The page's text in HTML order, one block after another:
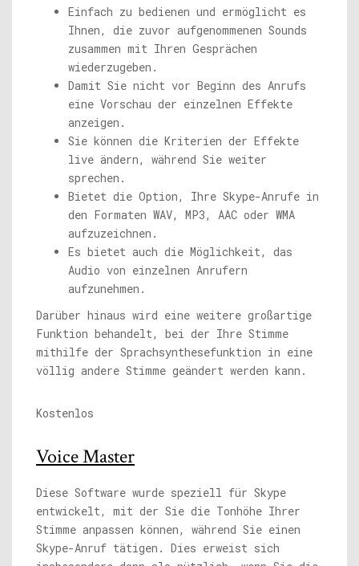
Einfach zu bedienen und ermöglicht es
Ihnen, die zuvor aufgenommenen Sounds
zusammen mit Ihren Gesprächen
wiederzugeben.
Damit Sie nicht vor Beginn des Anrufs
eine Vorschau der einzelnen Effekte
anzeigen.
Sie können die Kriterien der Effekte
live ändern, während Sie weiter
sprechen.
Bietet die Option, Ihre Skype-Anrufe in
den Formaten WAV, MP3, AAC oder WMA
aufzuzeichnen.
Es bietet auch die Möglichkeit, das
Audio von einzelnen Anrufern
aufzunehmen.
Darüber hinaus wird eine weitere großartige
Funktion behandelt, bei der Ihre Stimme
mithilfe der Sprachsynthesefunktion in eine
völlig andere Stimme geändert werden kann.
Kostenlos
Voice Master
Diese Software wurde speziell für Skype
entwickelt, mit der Sie die Tonhöhe Ihrer
Stimme anpassen können, während Sie einen
Skype-Anruf tätigen. Dies erweist sich